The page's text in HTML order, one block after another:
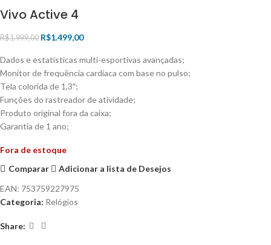
Vivo Active 4
R$1.999,00 R$1.499,00
Dados e estatísticas multi-esportivas avançadas;
Monitor de frequência cardíaca com base no pulso;
Tela colorida de 1,3″;
Funções do rastreador de atividade;
Produto original fora da caixa;
Garantia de 1 ano;
Fora de estoque
Comparar
Adicionar a lista de Desejos
EAN: 753759227975
Categoria: Relógios
Share: